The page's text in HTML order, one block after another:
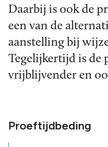
Daarbij is ook de
een van de
aanstelling bij
Tegelijkertijd is de
vrijblijvender en
Proeftijdbeding